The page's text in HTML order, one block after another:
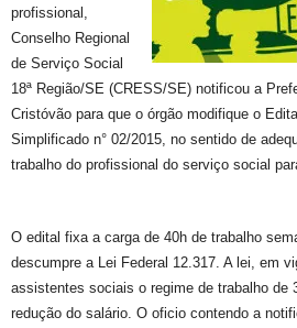
profissional,
Conselho Regional
de Serviço Social
18ª Região/SE (CRESS/SE) notificou a
Cristóvão para que o órgão modifique o
Simplificado n° 02/2015, no sentido de
trabalho do profissional do serviço social
O edital fixa a carga de 40h de trabalho
descumpre a Lei Federal 12.317. A lei, em
assistentes sociais o regime de trabalho de
redução do salário. O oficio contendo a